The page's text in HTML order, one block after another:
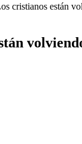
cristianos están